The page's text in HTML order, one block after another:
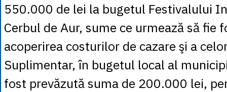
550.000 de lei la bugetul Festivalului
Cerbul de Aur, sume ce urmează să fie
acoperirea costurilor de cazare şi a
Suplimentar, în bugetul local al
fost prevăzută suma de 200.000 lei,